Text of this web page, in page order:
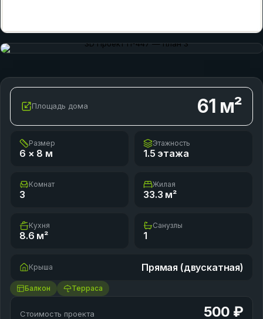
Площадь дома 61 м²
Размер
6 × 8 м
Этажность
1.5 этажа
Комнат
3
Жилая
33.3 м²
Кухня
8.6 м²
Санузлы
1
Крыша Прямая (двускатная)
Балкон Терраса
Стоимость проекта 500 ₽